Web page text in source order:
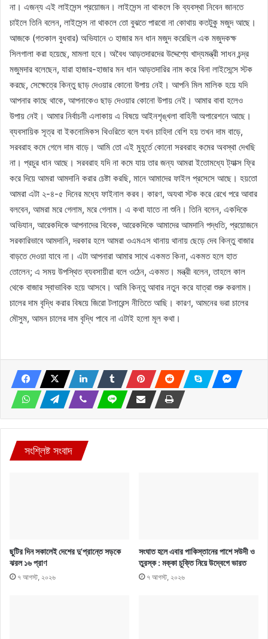
না। এজন্য এই লাইসেন্স প্রয়োজন। লাইসেন্স না থাকলে কি ব্যবস্থা নিবেন জানতে
চাইলে তিনি বলেন, লাইসেন্স না থাকলে তো বুঝতে পারবো না কোথায় কতটুকু মজুদ আছে।
আজকে (গতকাল বুধবার) অভিযানে ৩ হাজার মন ধান মজুদ করেছিল এক মজুদকক্ষ
সিলগালা করা হয়েছে, মামলা হবে। অবৈধ আড়তদারদের উদ্দেশ্যে খাদ্যমন্ত্রী সাধন চন্দ্র
মজুমদার বলেছেন, যারা হাজার-হাজার মন ধান আড়তদারির নাম করে বিনা লাইসেন্সে স্টক
করছে, সেক্ষেত্রে কিন্তু ছাড় দেওয়ার কোনো উপায় নেই। আপনি মিল মালিক হয়ে যদি
আপনার কাছে থাকে, আপনাকেও ছাড় দেওয়ার কোনো উপায় নেই। আমার বাবা হলেও
উপায় নেই। আমার নির্বাচনী এলাকায় এ বিষয়ে আইনশৃঙ্খলা বাহিনী অপারেশনে আছে।
ব্যবসায়িক সূত্র বা ইকনোমিকস থিওরিতে বলে যখন চাহিদা বেশি হয় তখন দাম বাড়ে,
সরবরাহ কমে গেলে দাম বাড়ে। আমি তো এই মুহূর্তে কোনো সরবরাহ কমের অবস্থা দেখছি
না। প্রচুর ধান আছে। সরবরাহ যদি না কমে যায় তার জন্য আমরা ইতোমধ্যে ট্যাক্স ফ্রি
করে দিয়ে আমরা আমদানি করার চেষ্টা করছি, মানে আমাদের ফাইল প্রসেসে আছে। হয়তো
আমরা এটা ২-৪-৫ দিনের মধ্যে ফাইনাল করব। কারণ, অযথা স্টক করে রেখে পরে আবার
বলবেন, আমরা মরে গেলাম, মরে গেলাম। এ কথা যাতে না শুনি। তিনি বলেন, একদিকে
অভিযান, আরেকদিকে আপনাদের বিবেক, আরেকদিকে আমাদের আমদানি পদ্ধতি, প্রয়োজনে
সরকারিভাবে আমদানি, দরকার হলে আমরা ওএমএস থানায় থানায় ছেড়ে দেব কিন্তু বাজার
বাড়তে দেওয়া যাবে না। এটা আপনারা আমার সাথে একমত কিনা, একমত হলে হাত
তোলেন; এ সময় উপস্থিত ব্যবসায়ীরা বলে ওঠেন, একমত। মন্ত্রী বলেন, তাহলে কাল
থেকে বাজার স্বাভাবিক হয়ে আসবে। আমি কিন্তু আবার নতুন করে যাত্রা শুরু করলাম।
চালের দাম বৃদ্ধি করার বিষয়ে জিরো টলারেন্স নীতিতে আছি। কারণ, আমনের ভরা চালের
মৌসুম, আমন চালের দাম বৃদ্ধি পাবে না এটাই হলো মূল কথা।
সংশ্লিষ্ট সংবাদ
ছুটির দিন সকালেই দেশের দু’প্রান্তে সড়কে
ঝরল ১৬ প্রাণ
৭ আগস্ট, ২০২৬
সংঘাত হলে এবার পাকিস্তানের পাশে সউদী ও
তুরস্ক : মক্কা চুক্তি নিয়ে উদ্বেগে ভারত
৭ আগস্ট, ২০২৬